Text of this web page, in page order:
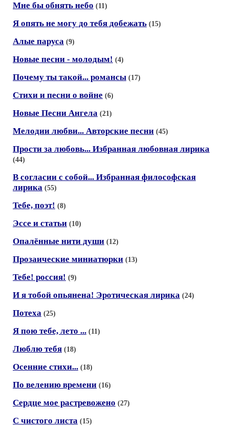
Мне бы обнять небо (11)
Я опять не могу до тебя добежать (15)
Алые паруса (9)
Новые песни - молодым! (4)
Почему ты такой... романсы (17)
Cтихи и песни о войне (6)
Новые Песни Ангела (21)
Мелодии любви... Авторские песни (45)
Прости за любовь... Избранная любовная лирика
(44)
В согласии с собой... Избранная философская
лирика (55)
Тебе, поэт! (8)
Эссе и статьи (10)
Опалённые нити души (12)
Прозаические миниатюрки (13)
Тебе! россия! (9)
И я тобой опьянена! Эротическая лирика (24)
Потеха (25)
Я пою тебе, лето ... (11)
Люблю тебя (18)
Осенние стихи... (18)
По велению времени (16)
Сердце мое растревожено (27)
С чистого листа (15)